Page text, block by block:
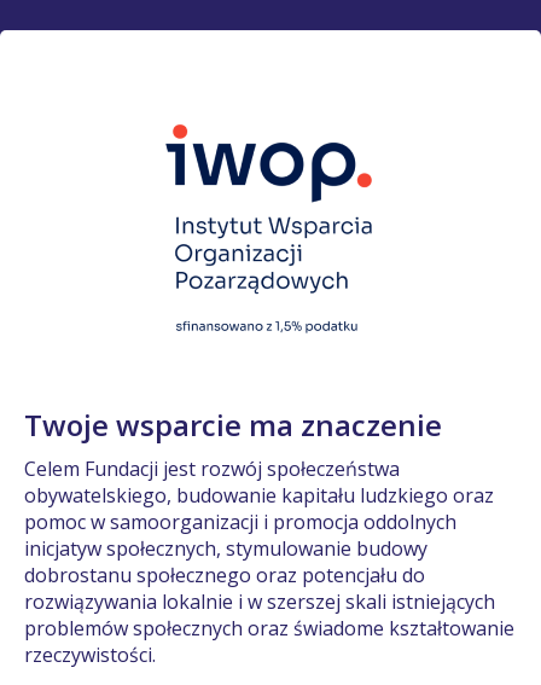
Twoje wsparcie ma znaczenie
Celem Fundacji jest rozwój społeczeństwa
obywatelskiego, budowanie kapitału ludzkiego oraz
pomoc w samoorganizacji i promocja oddolnych
inicjatyw społecznych, stymulowanie budowy
dobrostanu społecznego oraz potencjału do
rozwiązywania lokalnie i w szerszej skali istniejących
problemów społecznych oraz świadome kształtowanie
rzeczywistości.